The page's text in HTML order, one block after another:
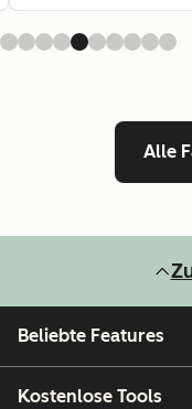
Alle
Beliebte Features
Kostenlose Tools